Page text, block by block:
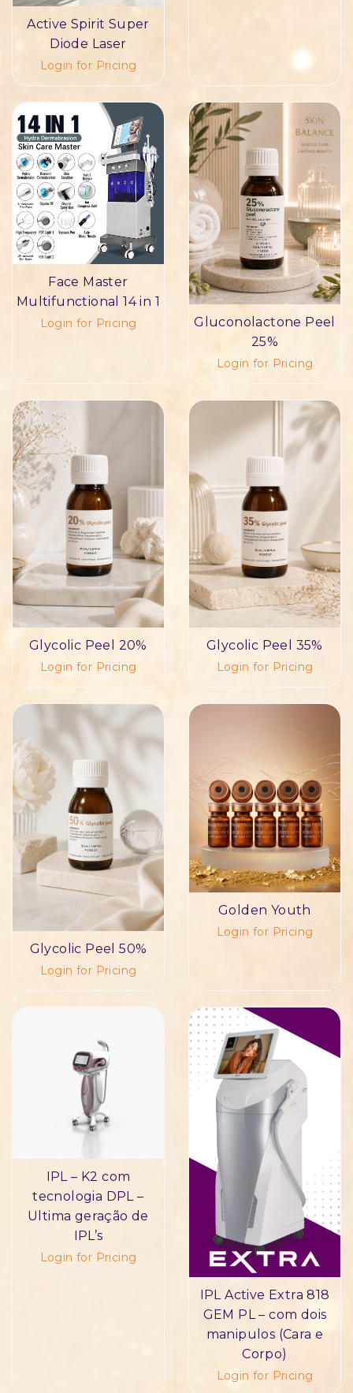
Active Spirit Super
Diode Laser
Login for Pricing
Face Master
Multifunctional 14 in 1
Login for Pricing
Gluconolactone Peel
25%
Login for Pricing
Glycolic Peel 20%
Login for Pricing
Glycolic Peel 35%
Login for Pricing
Glycolic Peel 50%
Login for Pricing
Golden Youth
Login for Pricing
IPL – K2 com
tecnologia DPL –
Ultima geração de
IPL’s
Login for Pricing
IPL Active Extra 818
GEM PL – com dois
manipulos (Cara e
Corpo)
Login for Pricing